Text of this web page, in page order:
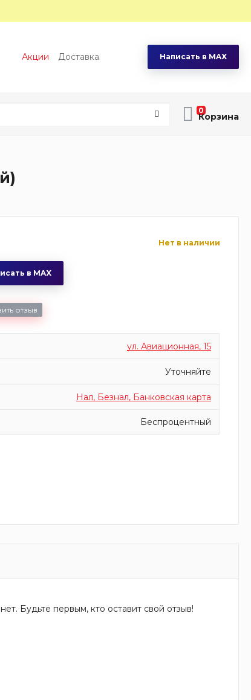
Написать в MAX
Акции Доставка
0
Нет в наличии
в MAX
отзыв
ул. Авиационная, 15
Уточняйте
Нал, Безнал, Банковская карта
Беспроцентный
Будьте первым, кто оставит свой отзыв!